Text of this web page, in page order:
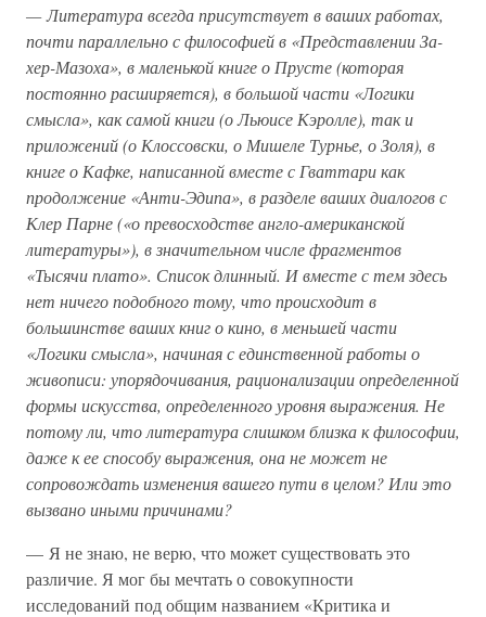
— Литература всегда присутствует в ваших работах,
почти параллельно с философией в «Представлении За-
хер-Мазоха», в маленькой книге о Прусте (которая
постоянно расширяется), в большой части «Логики
смысла», как самой книги (о Льюисе Кэролле), так и
приложений (о Клоссовски, о Мишеле Турнье, о Золя), в
книге о Кафке, написанной вместе с Гваттари как
продолжение «Анти-Эдипа», в разделе ваших диалогов с
Клер Парне («о превосходстве англо-американской
литературы»), в значительном числе фрагментов
«Тысячи плато». Список длинный. И вместе с тем здесь
нет ничего подобного тому, что происходит в
большинстве ваших книг о кино, в меньшей части
«Логики смысла», начиная с единственной работы о
живописи: упорядочивания, рационализации определенной
формы искусства, определенного уровня выражения. Не
потому ли, что литература слишком близка к философии,
даже к ее способу выражения, она не может не
сопровождать изменения вашего пути в целом? Или это
вызвано иными причинами?
— Я не знаю, не верю, что может существовать это
различие. Я мог бы мечтать о совокупности
исследований под общим названием «Критика и